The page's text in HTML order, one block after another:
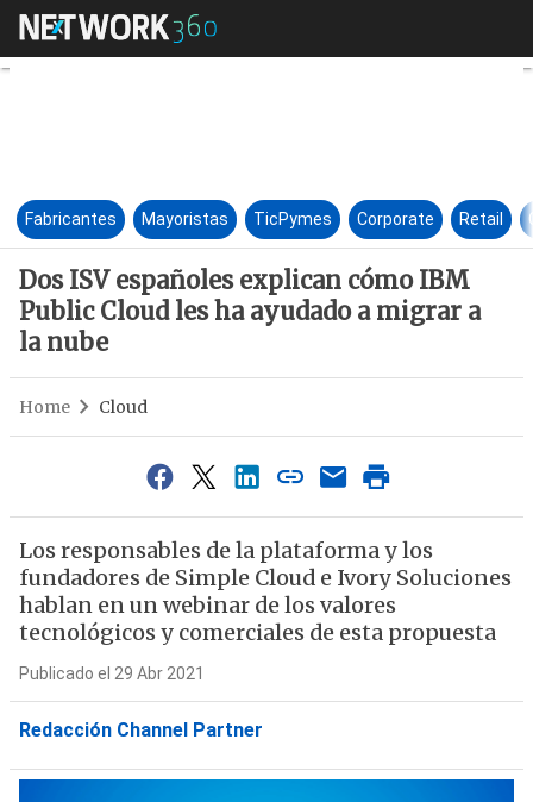
Dos ISV españoles explican
Fabricantes Mayoristas TicPymes Corporate Retail
Dos ISV españoles explican cómo IBM
Public Cloud les ha ayudado a migrar a
la nube
Home Cloud
Los responsables de la plataforma y los
fundadores de Simple Cloud e Ivory Soluciones
hablan en un webinar de los valores
tecnológicos y comerciales de esta propuesta
Publicado el 29 Abr 2021
Redacción Channel Partner